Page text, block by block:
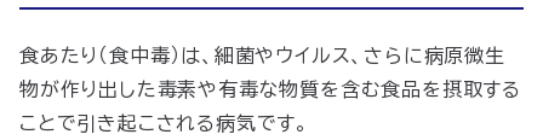
食あたり（食中毒）は、細菌やウイルス、さらに病原微生
物が作り出した毒素や有毒な物質を含む食品を摂取する
ことで引き起こされる病気です。